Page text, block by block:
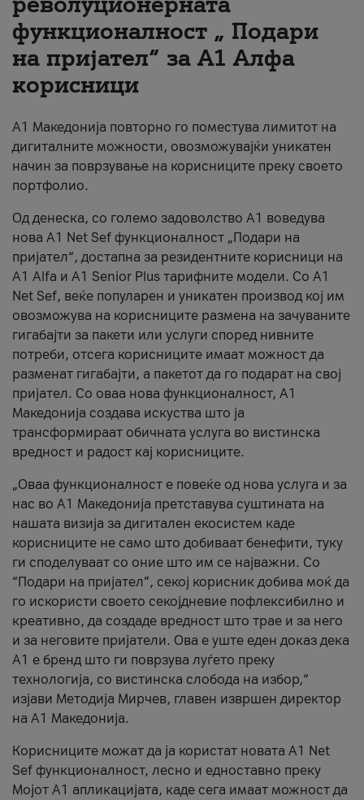
За нас
#ПодобарОнлајн
функционалност „ Подари
на пријател“ за А1 Алфа
корисници
А1 Македонија повторно го поместува лимитот на
дигиталните можности, овозможувајќи уникатен
начин за поврзување на корисниците преку своето
портфолио.
Од денеска, со големо задоволство А1 воведува
нова A1 Net Sef функционалност „Подари на
пријател“, достапна за резидентните корисници на
А1 Alfa и A1 Senior Plus тарифните модели. Со A1
Net Sef, веќе популарен и уникатен производ кој им
овозможува на корисниците размена на зачуваните
гигабајти за пакети или услуги според нивните
потреби, отсега корисниците имаат можност да
разменат гигабајти, а пакетот да го подарат на свој
пријател. Со оваа нова функционалност, А1
Македонија создава искуства што ја
трансформираат обичната услуга во вистинска
вредност и радост кај корисниците.
„Оваа функционалност е повеќе од нова услуга и за
нас во А1 Македонија претставува суштината на
нашата визија за дигитален екосистем каде
корисниците не само што добиваат бенефити, туку
ги споделуваат со оние што им се најважни. Со
“Подари на пријател”, секој корисник добива моќ да
го искористи своето секојдневие пофлексибилно и
креативно, да создаде вредност што трае и за него
и за неговите пријатели. Ова е уште еден доказ дека
А1 е бренд што ги поврзува луѓето преку
технологија, со вистинска слобода на избор,“
изјави Методија Мирчев, главен извршен директор
на А1 Македонија.
Корисниците можат да ја користат новата А1 Net
Sef функционалност, лесно и едноставно преку
Мојот А1 апликацијата, каде сега имаат можност да